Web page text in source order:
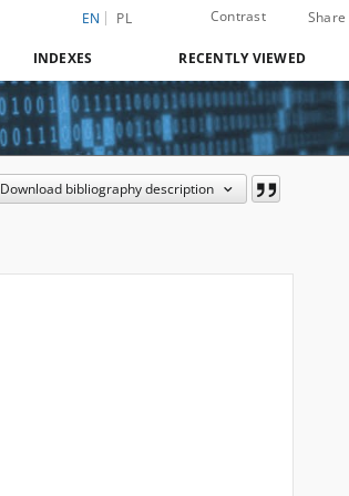
EN PL Contrast Share
INDEXES RECENTLY VIEWED
Download bibliography description